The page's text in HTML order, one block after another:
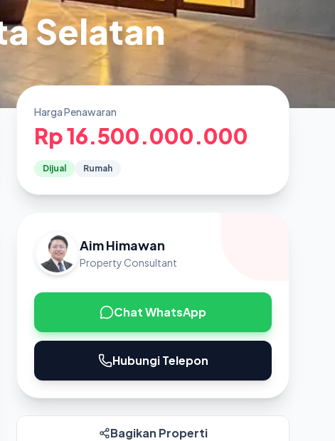
Selatan
Harga Penawaran
Rp 16.500.000.000
Dijual Rumah
Aim Himawan
Property Consultant
Chat WhatsApp
Hubungi Telepon
Bagikan Properti